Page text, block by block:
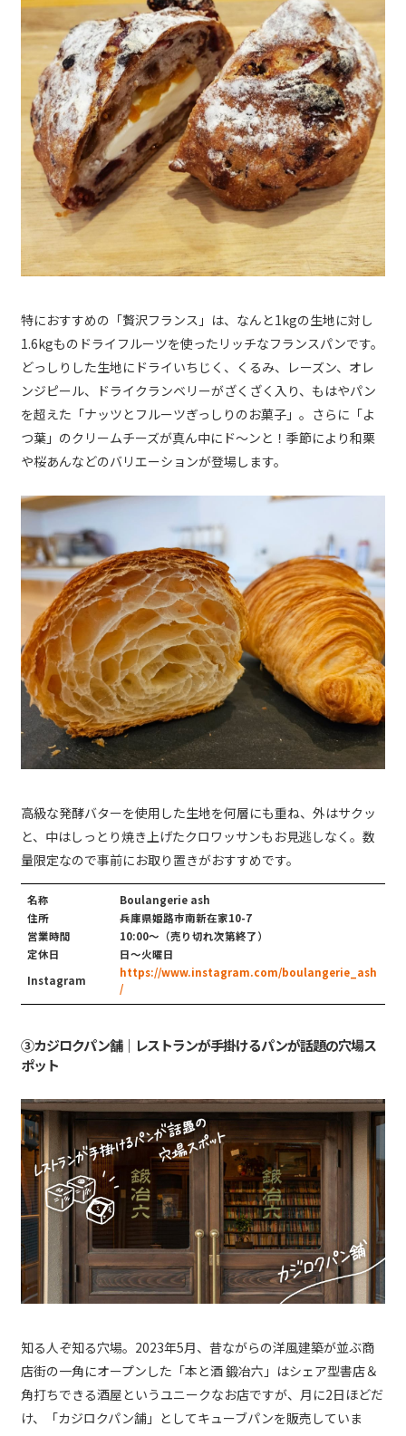
特におすすめの「贅沢フランス」は、なんと1kgの生地に対し
1.6kgものドライフルーツを使ったリッチなフランスパンです。
どっしりした生地にドライいちじく、くるみ、レーズン、オレ
ンジピール、ドライクランベリーがざくざく入り、もはやパン
を超えた「ナッツとフルーツぎっしりのお菓子」。さらに「よ
つ葉」のクリームチーズが真ん中にド～ンと！季節により和栗
や桜あんなどのバリエーションが登場します。
高級な発酵バターを使用した生地を何層にも重ね、外はサクッ
と、中はしっとり焼き上げたクロワッサンもお見逃しなく。数
量限定なので事前にお取り置きがおすすめです。
名称
Boulangerie ash
住所
兵庫県姫路市南新在家10-7
営業時間
10:00〜（売り切れ次第終了）
定休日
日〜火曜日
Instagram
https://www.instagram.com/boulangerie_ash
/
③カジロクパン舗｜レストランが手掛けるパンが話題の穴場ス
ポット
知る人ぞ知る穴場。2023年5月、昔ながらの洋風建築が並ぶ商
店街の一角にオープンした「本と酒 鍛冶六」はシェア型書店＆
角打ちできる酒屋というユニークなお店ですが、月に2日ほどだ
け、「カジロクパン舗」としてキューブパンを販売していま